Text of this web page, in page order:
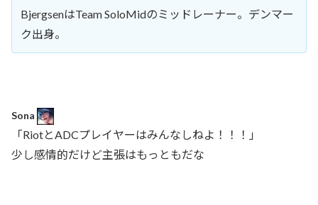
BjergsenはTeam SoloMidのミッドレーナー。デンマー
ク出身。
Sona
「RiotとADCプレイヤーはみんなしねよ！！！」
少し感情的だけど主張はもっともだな